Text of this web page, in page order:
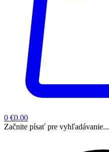
0 €0.00
Začnite písať pre vyhľadávanie...